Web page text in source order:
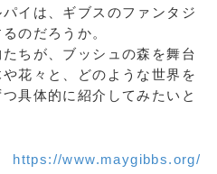
イは、ギブスのファンタジ
のだろうか。
ちが、ブッシュの森を舞台
花々と、どのような世界を
具体的に紹介してみたいと
https://www.maygibbs.org/